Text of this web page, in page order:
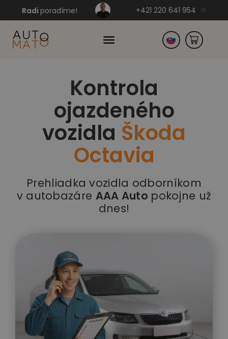
Radi poradíme! +421 220 641 954
Kontrola
ojazdeného
vozidla Škoda
Octavia
Prehliadka vozidla odborníkom
v autobazáre AAA Auto pokojne už
dnes!